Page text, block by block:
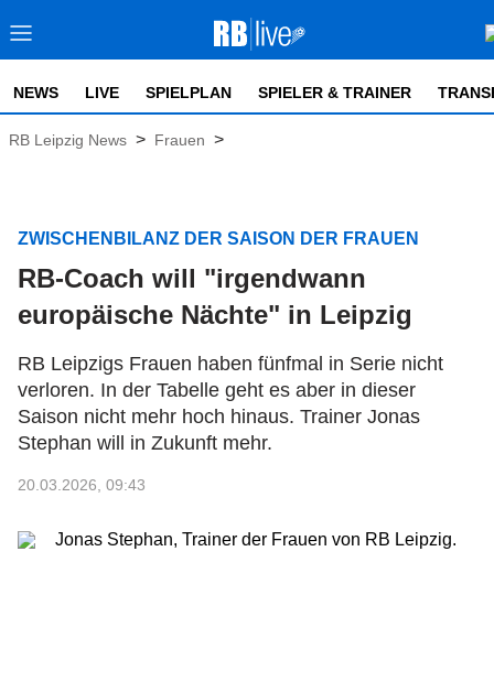
NEWS LIVE SPIELPLAN SPIELER & TRAINER
RB Leipzig News > Frauen >
ZWISCHENBILANZ DER SAISON DER FRAUEN
RB-Coach will "irgendwann
europäische Nächte" in Leipzig
RB Leipzigs Frauen haben fünfmal in Serie nicht
verloren. In der Tabelle geht es aber in dieser
Saison nicht mehr hoch hinaus. Trainer Jonas
Stephan will in Zukunft mehr.
20.03.2026, 09:43